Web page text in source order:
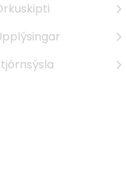
leyfi til
á
á jarðhita á